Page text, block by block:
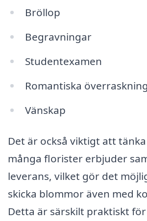
Bröllop
Begravningar
Studentexamen
Romantiska
Vänskap
Det är också viktigt att
många florister erbjuder
leverans, vilket gör det
skicka blommor även med
Detta är särskilt praktiskt